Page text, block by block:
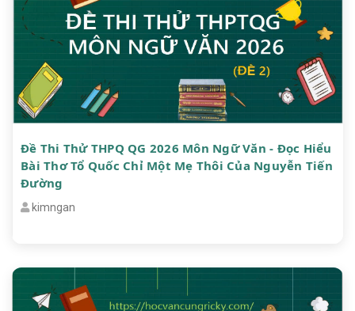
Đề Thi Thử THPQ QG 2026 Môn Ngữ Văn - Đọc Hiểu
Bài Thơ Tổ Quốc Chỉ Một Mẹ Thôi Của Nguyễn Tiến
Đường
kimngan